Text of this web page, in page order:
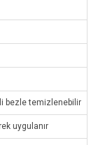
bezle temizlenebilir
uygulanır